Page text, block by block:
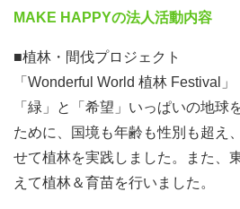
MAKE HAPPYの法人活動内容
■植林・間伐プロジェクト
「Wonderful World 植林 Festival」
「緑」と「希望」いっぱいの地球
ために、国境も年齢も性別も超え
せて植林を実践しました。また、
えて植林＆育苗を行いました。